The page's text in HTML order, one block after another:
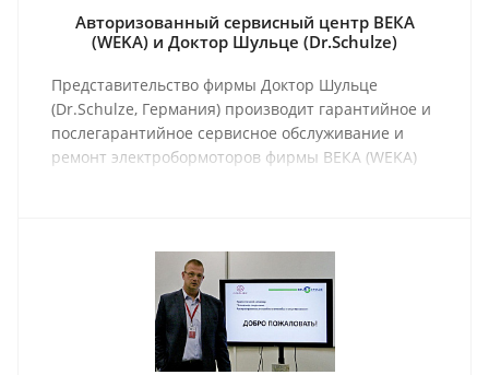
Авторизованный сервисный центр ВЕКА
(WEKA) и Доктор Шульце (Dr.Schulze)
Представительство фирмы Доктор Шульце
(Dr.Schulze, Германия) производит гарантийное и
послегарантийное сервисное обслуживание и
ремонт электробормоторов фирмы ВЕКА (WEKA)